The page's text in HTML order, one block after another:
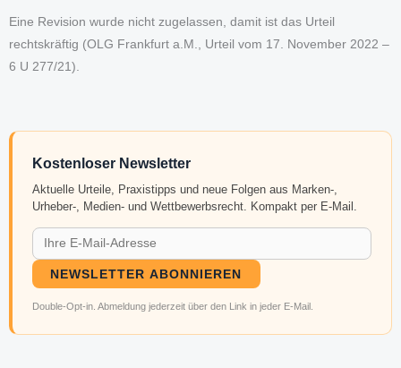
Eine Revision wurde nicht zugelassen, damit ist das Urteil
rechtskräftig (OLG Frankfurt a.M., Urteil vom 17. November 2022 –
6 U 277/21).
Kostenloser Newsletter
Aktuelle Urteile, Praxistipps und neue Folgen aus Marken-,
Urheber-, Medien- und Wettbewerbsrecht. Kompakt per E-Mail.
NEWSLETTER ABONNIEREN
Double-Opt-in. Abmeldung jederzeit über den Link in jeder E-Mail.